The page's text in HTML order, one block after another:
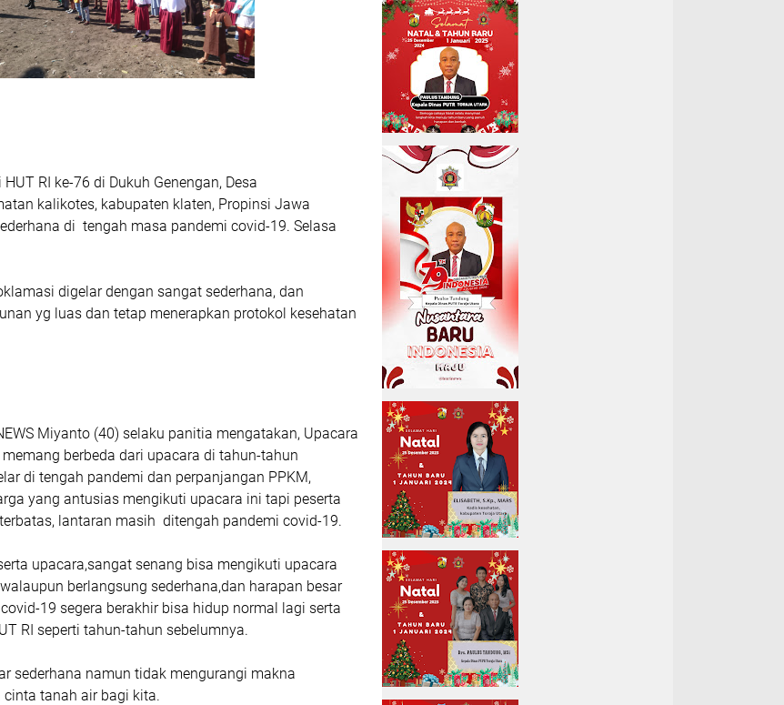
RI ke-76 di Dukuh Genengan, Desa
kalikotes, kabupaten klaten, Propinsi Jawa
di tengah masa pandemi covid-19. Selasa
digelar dengan sangat sederhana, dan
yg luas dan tetap menerapkan protokol kesehatan
Miyanto (40) selaku panitia mengatakan, Upacara
berbeda dari upacara di tahun-tahun
di tengah pandemi dan perpanjangan PPKM,
yang antusias mengikuti upacara ini tapi peserta
lantaran masih ditengah pandemi covid-19.
upacara,sangat senang bisa mengikuti upacara
berlangsung sederhana,dan harapan besar
19 segera berakhir bisa hidup normal lagi serta
RI seperti tahun-tahun sebelumnya.
sederhana namun tidak mengurangi makna
cinta tanah air bagi kita.